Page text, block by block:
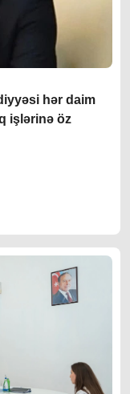
hər daim
işlərinə öz